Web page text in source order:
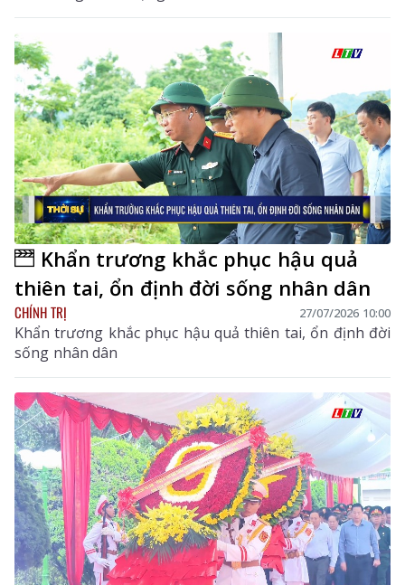
Khẩn trương khắc phục hậu quả
thiên tai, ổn định đời sống nhân dân
CHÍNH TRỊ 27/07/2026 10:00
Khẩn trương khắc phục hậu quả thiên tai, ổn định đời
sống nhân dân